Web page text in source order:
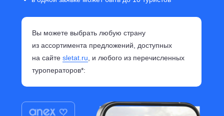
Вы можете выбрать любую страну
из ассортимента предложений, доступных
на сайте sletat.ru , и любого из перечисленных
туроператоров*: